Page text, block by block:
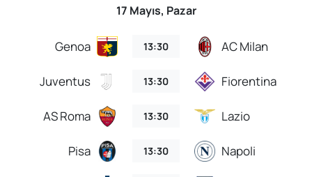
17 Mayıs, Pazar
Genoa 13:30 AC Milan
Juventus 13:30 Fiorentina
AS Roma 13:30 Lazio
Pisa 13:30 Napoli